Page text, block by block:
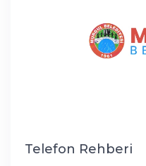
Telefon Rehberi